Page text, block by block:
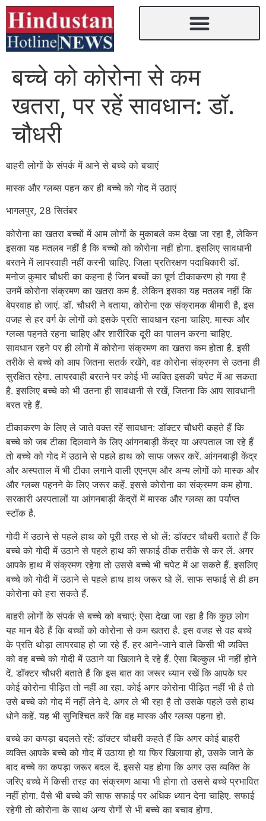
बच्चे को कोरोना से कम
खतरा, पर रहें सावधान: डॉ.
चौधरी
बाहरी लोगों के संपर्क में आने से बच्चे को बचाएं
मास्क और ग्लब्स पहन कर ही बच्चे को गोद में उठाएं
भागलपुर, 28 सितंबर
कोरोना का खतरा बच्चों में आम लोगों के मुकाबले कम देखा जा रहा है, लेकिन
इसका यह मतलब नहीं है कि बच्चों को कोरोना नहीं होगा. इसलिए सावधानी
बरतने में लापरवाही नहीं करनी चाहिए. जिला प्रतिरक्षण पदाधिकारी डॉ.
मनोज कुमार चौधरी का कहना है जिन बच्चों का पूर्ण टीकाकरण हो गया है
उनमें कोरोना संक्रमण का खतरा कम है. लेकिन इसका यह मतलब नहीं कि
बेपरवाह हो जाएं. डॉ. चौधरी ने बताया, कोरोना एक संक्रामक बीमारी है, इस
वजह से हर वर्ग के लोगों को इसके प्रति सावधान रहना चाहिए. मास्क और
ग्लव्स पहनते रहना चाहिए और शारीरिक दूरी का पालन करना चाहिए.
सावधान रहने पर ही लोगों में कोरोना संक्रमण का खतरा कम होता है. इसी
तरीके से बच्चे को आप जितना सतर्क रखेंगे, वह कोरोना संक्रमण से उतना ही
सुरक्षित रहेगा. लापरवाही बरतने पर कोई भी व्यक्ति इसकी चपेट में आ सकता
है. इसलिए बच्चे को भी उतना ही सावधानी से रखें, जितना कि आप सावधानी
बरत रहे हैं.
टीकाकरण के लिए ले जाते वक्त रहें सावधान: डॉक्टर चौधरी कहते हैं कि
बच्चे को जब टीका दिलवाने के लिए आंगनबाड़ी केंद्र या अस्पताल जा रहे हैं
तो बच्चे को गोद में उठाने से पहले हाथ को साफ जरूर करें. आंगनबाड़ी केंद्र
और अस्पताल में भी टीका लगाने वाली एएनएम और अन्य लोगों को मास्क और
और ग्लब्स पहनने के लिए जरूर कहें. इससे कोरोना का संक्रमण कम होगा.
सरकारी अस्पतालों या आंगनबाड़ी केंद्रों में मास्क और ग्लव्स का पर्याप्त
स्टॉक है.
गोदी में उठाने से पहले हाथ को पूरी तरह से धो लें: डॉक्टर चौधरी बताते हैं कि
बच्चे को गोदी में उठाने से पहले हाथ की सफाई ठीक तरीके से कर लें. अगर
आपके हाथ में संक्रमण रहेगा तो उससे बच्चे भी चपेट में आ सकते हैं. इसलिए
बच्चे को गोदी में उठाने से पहले हाथ हाथ जरूर धो लें. साफ सफाई से ही हम
कोरोना को हरा सकते हैं.
बाहरी लोगों के संपर्क से बच्चे को बचाएं: ऐसा देखा जा रहा है कि कुछ लोग
यह मान बैठे हैं कि बच्चों को कोरोना से कम खतरा है. इस वजह से वह बच्चे
के प्रति थोड़ा लापरवाह हो जा रहे हैं. हर आने-जाने वाले किसी भी व्यक्ति
को वह बच्चे को गोदी में उठाने या खिलाने दे रहे हैं. ऐसा बिल्कुल भी नहीं होने
दें. डॉक्टर चौधरी बताते हैं कि इस बात का जरूर ध्यान रखें कि आपके घर
कोई कोरोना पीड़ित तो नहीं आ रहा. कोई अगर कोरोना पीड़ित नहीं भी है तो
उसे बच्चे को गोद में नहीं लेने दे. अगर ले भी रहा है तो उसके पहले उसे हाथ
धोने कहें. यह भी सुनिश्चित करें कि वह मास्क और ग्लव्स पहना हो.
बच्चे का कपड़ा बदलते रहें: डॉक्टर चौधरी कहते हैं कि अगर कोई बाहरी
व्यक्ति आपके बच्चे को गोद में उठाया हो या फिर खिलाया हो, उसके जाने के
बाद बच्चे का कपड़ा जरूर बदल दें. इससे यह होगा कि अगर उस व्यक्ति के
जरिए बच्चे में किसी तरह का संक्रमण आया भी होगा तो उससे बच्चे प्रभावित
नहीं होगा. वैसे भी बच्चे की साफ सफाई पर अधिक ध्यान देना चाहिए. सफाई
रहेगी तो कोरोना के साथ अन्य रोगों से भी बच्चे का बचाव होगा.